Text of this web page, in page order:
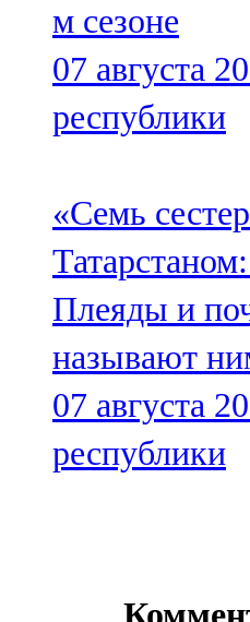
м сезоне
07 августа
республики
«Семь
Плеяды и
называют
07 августа
республики